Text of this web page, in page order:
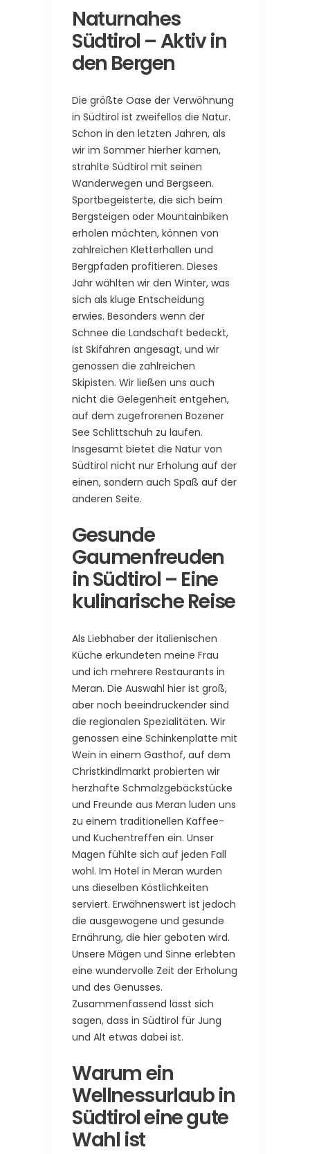
Naturnahes
Südtirol – Aktiv in
den Bergen
Die größte Oase der Verwöhnung
in Südtirol ist zweifellos die Natur.
Schon in den letzten Jahren, als
wir im Sommer hierher kamen,
strahlte Südtirol mit seinen
Wanderwegen und Bergseen.
Sportbegeisterte, die sich beim
Bergsteigen oder Mountainbiken
erholen möchten, können von
zahlreichen Kletterhallen und
Bergpfaden profitieren. Dieses
Jahr wählten wir den Winter, was
sich als kluge Entscheidung
erwies. Besonders wenn der
Schnee die Landschaft bedeckt,
ist Skifahren angesagt, und wir
genossen die zahlreichen
Skipisten. Wir ließen uns auch
nicht die Gelegenheit entgehen,
auf dem zugefrorenen Bozener
See Schlittschuh zu laufen.
Insgesamt bietet die Natur von
Südtirol nicht nur Erholung auf der
einen, sondern auch Spaß auf der
anderen Seite.
Gesunde
Gaumenfreuden
in Südtirol – Eine
kulinarische Reise
Als Liebhaber der italienischen
Küche erkundeten meine Frau
und ich mehrere Restaurants in
Meran. Die Auswahl hier ist groß,
aber noch beeindruckender sind
die regionalen Spezialitäten. Wir
genossen eine Schinkenplatte mit
Wein in einem Gasthof, auf dem
Christkindlmarkt probierten wir
herzhafte Schmalzgebäckstücke
und Freunde aus Meran luden uns
zu einem traditionellen Kaffee-
und Kuchentreffen ein. Unser
Magen fühlte sich auf jeden Fall
wohl. Im Hotel in Meran wurden
uns dieselben Köstlichkeiten
serviert. Erwähnenswert ist jedoch
die ausgewogene und gesunde
Ernährung, die hier geboten wird.
Unsere Mägen und Sinne erlebten
eine wundervolle Zeit der Erholung
und des Genusses.
Zusammenfassend lässt sich
sagen, dass in Südtirol für Jung
und Alt etwas dabei ist.
Warum ein
Wellnessurlaub in
Südtirol eine gute
Wahl ist